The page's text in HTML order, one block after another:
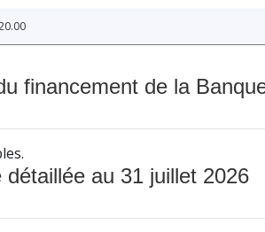
financement de la
au 31 juillet 2026